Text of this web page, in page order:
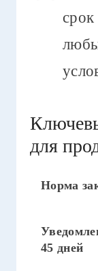
для
Норма
45 дней